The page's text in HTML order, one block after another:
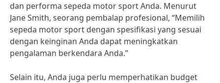
dan performa sepeda motor sport Anda. Menurut
Jane Smith, seorang pembalap profesional, “Memilih
sepeda motor sport dengan spesifikasi yang sesuai
dengan keinginan Anda dapat meningkatkan
pengalaman berkendara Anda.”
Selain itu, Anda juga perlu memperhatikan budget